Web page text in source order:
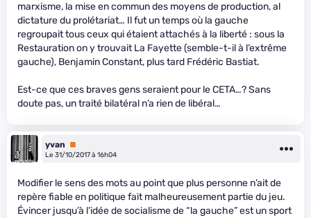
marxisme, la mise en commun des moyens de production, al
dictature du prolétariat… Il fut un temps où la gauche
regroupait tous ceux qui étaient attachés à la liberté : sous la
Restauration on y trouvait La Fayette (semble-t-il à l’extrême
gauche), Benjamin Constant, plus tard Frédéric Bastiat.
Est-ce que ces braves gens seraient pour le CETA…? Sans
doute pas, un traité bilatéral n’a rien de libéral…
yvan
Premium
Le 31/10/2017 à 16h04
Modifier le sens des mots au point que plus personne n’ait de
repère fiable en politique fait malheureusement partie du jeu.
Évincer jusqu’à l’idée de socialisme de “la gauche” est un sport